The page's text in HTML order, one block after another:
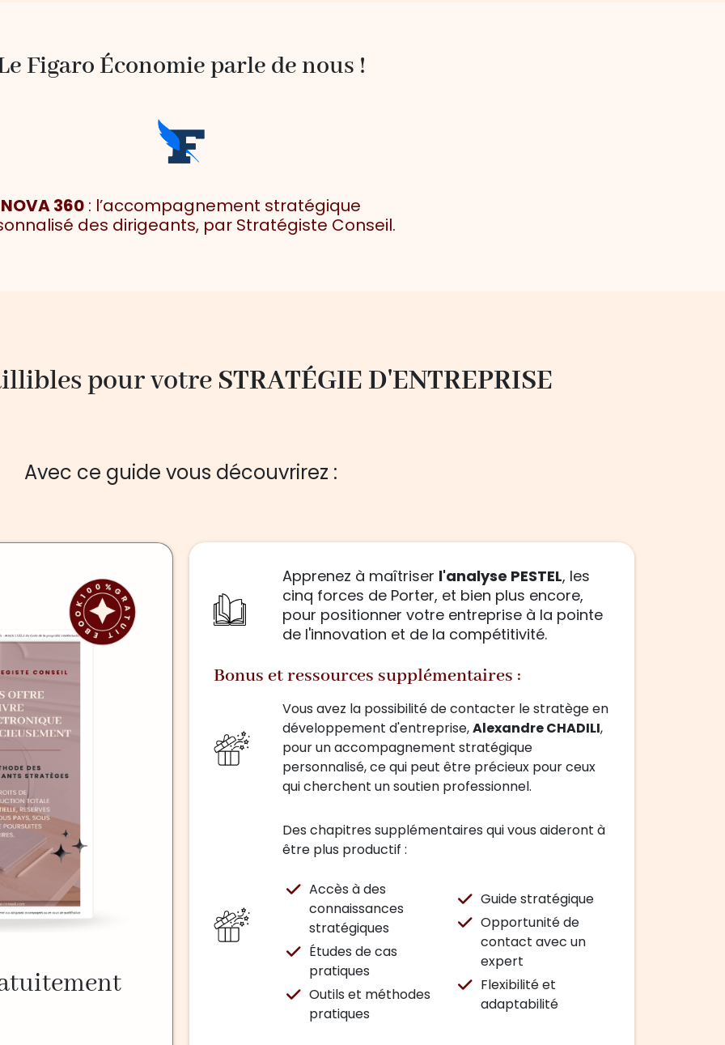
Figaro Économie parle de nous !
NOVA 360 : l’accompagnement stratégique
des dirigeants, par Stratégiste Conseil.
pour votre STRATÉGIE D'ENTREPRISE
Avec ce guide vous découvrirez :
Apprenez à maîtriser l'analyse PESTEL, les
cinq forces de Porter, et bien plus encore,
pour positionner votre entreprise à la pointe
de l'innovation et de la compétitivité.
Bonus et ressources supplémentaires :
Vous avez la possibilité de contacter le stratège en
développement d'entreprise,Alexandre CHADILI,
pour un accompagnement stratégique
personnalisé, ce qui peut être précieux pour ceux
qui cherchent un soutien professionnel.
Des chapitres supplémentaires qui vous aideront à
être plus productif :
Accès à des
connaissances
stratégiques
Études de cas
pratiques
Outils et méthodes
pratiques
Guide stratégique
Opportunité de
contact avec un
expert
Flexibilité et
adaptabilité